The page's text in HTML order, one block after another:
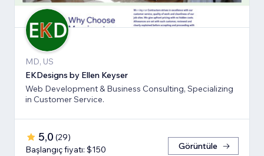
MD, US
EKDesigns by Ellen Keyser
Web Development & Business Consulting, Specializing
in Customer Service.
5,0 (29)
Başlangıç fiyatı: $150
Görüntüle